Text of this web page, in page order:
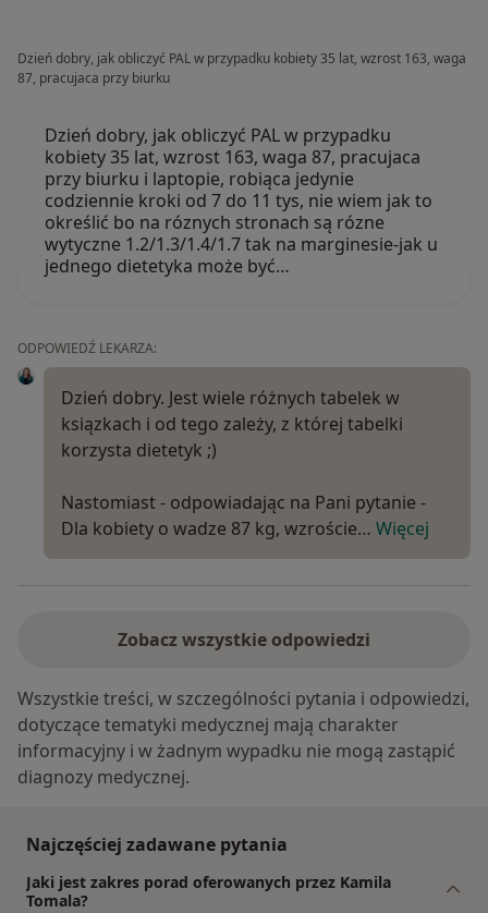
Dzień dobry, jak obliczyć PAL w przypadku kobiety 35 lat, wzrost 163, waga
87, pracujaca przy biurku
Dzień dobry, jak obliczyć PAL w przypadku
kobiety 35 lat, wzrost 163, waga 87, pracujaca
przy biurku i laptopie, robiąca jedynie
codziennie kroki od 7 do 11 tys, nie wiem jak to
określić bo na róznych stronach są rózne
wytyczne 1.2/1.3/1.4/1.7 tak na marginesie-jak u
jednego dietetyka może być…
ODPOWIEDŹ LEKARZA:
Dzień dobry. Jest wiele różnych tabelek w
ksiązkach i od tego zależy, z której tabelki
korzysta dietetyk ;)
Nastomiast - odpowiadając na Pani pytanie -
Dla kobiety o wadze 87 kg, wzroście… Więcej
Zobacz wszystkie odpowiedzi
Wszystkie treści, w szczególności pytania i odpowiedzi,
dotyczące tematyki medycznej mają charakter
informacyjny i w żadnym wypadku nie mogą zastąpić
diagnozy medycznej.
Najczęściej zadawane pytania
Jaki jest zakres porad oferowanych przez Kamila
Tomala?